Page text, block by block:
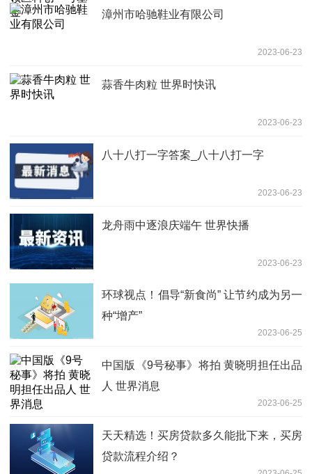
漳州市哈驰鞋业有限公司
2023-06-23
蒜香牛肉粒 世界时快讯
2023-06-23
八十八打一字答案_八十八打一字
2023-06-23
龙舟雨中逐浪庆端午 世界快播
2023-06-23
环球视点！倡导“新食尚” 让节约成为另一
种“增产”
2023-06-25
中国版《9号秘事》将拍 黄晓明担任出品
人 世界消息
2023-06-25
天天精选！买房贷款多久能批下来，买房
贷款流程介绍？